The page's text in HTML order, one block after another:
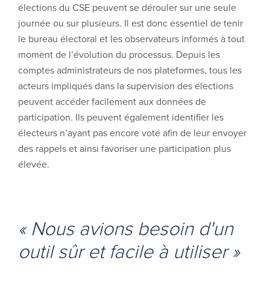
élections du CSE peuvent se dérouler sur une seule
journée ou sur plusieurs. Il est donc essentiel de tenir
le bureau électoral et les observateurs informés à tout
moment de l’évolution du processus. Depuis les
comptes administrateurs de nos plateformes, tous les
acteurs impliqués dans la supervision des élections
peuvent accéder facilement aux données de
participation. Ils peuvent également identifier les
électeurs n’ayant pas encore voté afin de leur envoyer
des rappels et ainsi favoriser une participation plus
élevée.
« Nous avions besoin d'un
outil sûr et facile à utiliser »